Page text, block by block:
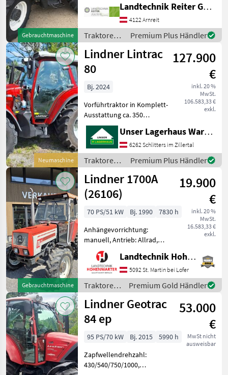
Gebrauchtmaschine
Zapfwellendrehzahl:
430/540/750/1000,
Höchstgeschwindigkeit in
km/h: 40 km/h, Aufladun
Landtechnik Reiter GmbH.
4122 Arnreit
Traktoren /
Lindner
Premium Plus Händler
Neumaschine
Lindner Lintrac
80
127.900
€
inkl. 20 %
MwSt.
106.583,33 €
exkl.
Bj. 2024
Vorführtraktor in Komplett-
Ausstattung ca. 350
Betriebsstunden Baujahr
2024 Informieren Sie sich
bitte vor Fahrt-Antritt
telefonisch, ob die von
Ihnen angefragte
Unser Lagerhaus Warenhandelsges.m.b.H.
6262 Schlitters im Zillertal
Traktoren /
Lindner
Premium Plus Händler
Gebrauchtmaschine
Lindner 1700A
(26106)
19.900
€
inkl. 20 %
MwSt.
16.583,33 €
exkl.
70 PS/51 kW Bj. 1990
7830 h
Anhängevorrichtung:
manuell, Antrieb: Allrad,
Getriebeart Landmaschine:
Schaltgetriebe,
Höchstgeschwindigkeit in
km/h: 35 km/h,
Kreuzsteuerhebel:
mechanisch, Oberlenker h
Landtechnik Hohenwarter GmbH
5092 St. Martin bei Lofer
Traktoren
/ Lindner
Premium Gold Händler
Lindner Geotrac
84 ep
53.000
€
MwSt nicht
ausweisbar
95 PS/70 kW Bj. 2015
5990 h
Zapfwellendrehzahl:
430/540/750/1000,